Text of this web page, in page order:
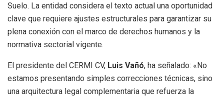
Suelo. La entidad considera el texto actual una oportunidad
clave que requiere ajustes estructurales para garantizar su
plena conexión con el marco de derechos humanos y la
normativa sectorial vigente.
El presidente del CERMI CV, Luis Vañó, ha señalado: «No
estamos presentando simples correcciones técnicas, sino
una arquitectura legal complementaria que refuerza la